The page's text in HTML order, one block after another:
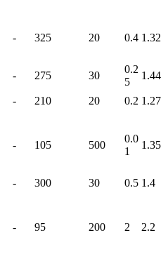
- 325 20 0.4 1.32
- 275 30
0.2
5
1.44
- 210 20 0.2 1.27
- 105 500
0.0
1
1.35
- 300 30 0.5 1.4
- 95 200 2 2.2